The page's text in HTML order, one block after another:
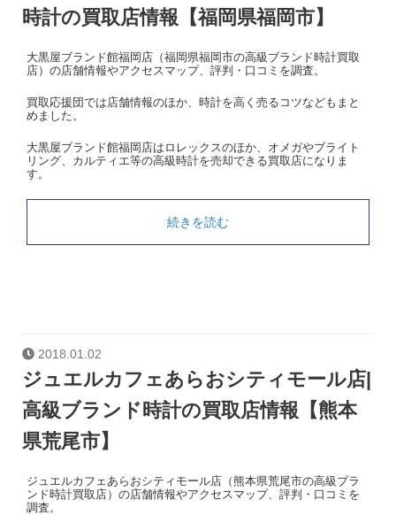
時計の買取店情報【福岡県福岡市】
大黒屋ブランド館福岡店（福岡県福岡市の高級ブランド時計買取
店）の店舗情報やアクセスマップ、評判・口コミを調査。
買取応援団では店舗情報のほか、時計を高く売るコツなどもまと
めました。
大黒屋ブランド館福岡店はロレックスのほか、オメガやブライト
リング、カルティエ等の高級時計を売却できる買取店になりま
す。
続きを読む
2018.01.02
ジュエルカフェあらおシティモール店|
高級ブランド時計の買取店情報【熊本
県荒尾市】
ジュエルカフェあらおシティモール店（熊本県荒尾市の高級ブラ
ンド時計買取店）の店舗情報やアクセスマップ、評判・口コミを
調査。